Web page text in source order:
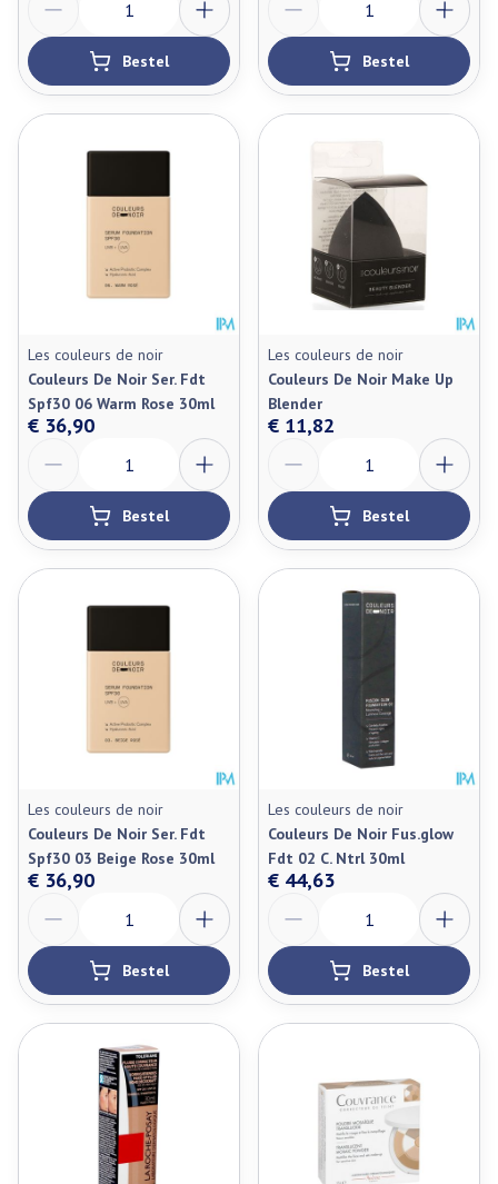
Bestel Bestel
Les couleurs de noir
Couleurs De Noir Ser. Fdt
Spf30 06 Warm Rose 30ml
€ 36,90
Bestel
Les couleurs de noir
Couleurs De Noir Make Up
Blender
€ 11,82
Bestel
Les couleurs de noir
Couleurs De Noir Ser. Fdt
Spf30 03 Beige Rose 30ml
€ 36,90
Bestel
Les couleurs de noir
Couleurs De Noir Fus.glow
Fdt 02 C. Ntrl 30ml
€ 44,63
Bestel